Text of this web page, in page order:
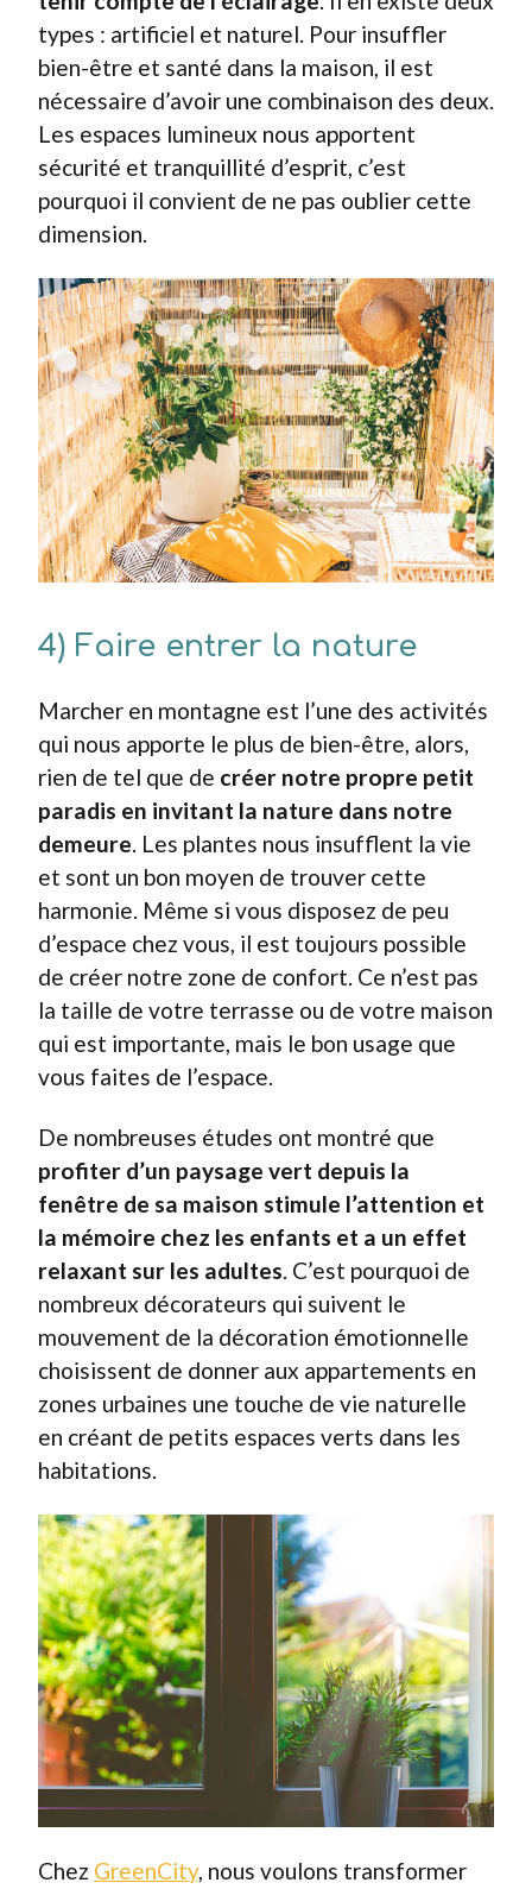
types : artificiel et naturel. Pour insuffler
bien-être et santé dans la maison, il est
nécessaire d’avoir une combinaison des deux.
Les espaces lumineux nous apportent
sécurité et tranquillité d’esprit, c’est
pourquoi il convient de ne pas oublier cette
dimension.
4) Faire entrer la nature
Marcher en montagne est l’une des activités
qui nous apporte le plus de bien-être, alors,
rien de tel que de créer notre propre petit
paradis en invitant la nature dans notre
demeure. Les plantes nous insufflent la vie
et sont un bon moyen de trouver cette
harmonie. Même si vous disposez de peu
d’espace chez vous, il est toujours possible
de créer notre zone de confort. Ce n’est pas
la taille de votre terrasse ou de votre maison
qui est importante, mais le bon usage que
vous faites de l’espace.
De nombreuses études ont montré que
profiter d’un paysage vert depuis la
fenêtre de sa maison stimule l’attention et
la mémoire chez les enfants et a un effet
relaxant sur les adultes. C’est pourquoi de
nombreux décorateurs qui suivent le
mouvement de la décoration émotionnelle
choisissent de donner aux appartements en
zones urbaines une touche de vie naturelle
en créant de petits espaces verts dans les
habitations.
Chez GreenCity, nous voulons transformer